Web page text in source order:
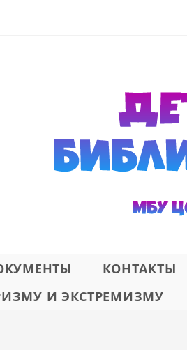
КОНТАКТЫ
И ЭКСТРЕМИЗМУ